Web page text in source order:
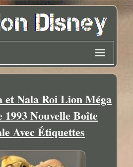
et Nala Roi Lion Méga
1993 Nouvelle Boîte
Avec Étiquettes